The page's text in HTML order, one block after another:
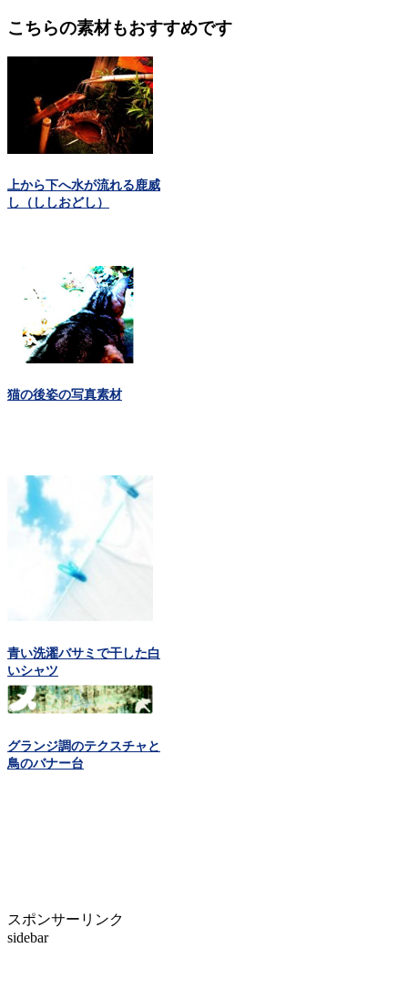
こちらの素材もおすすめです
上から下へ水が流れる鹿威
し（ししおどし）
猫の後姿の写真素材
青い洗濯バサミで干した白
いシャツ
グランジ調のテクスチャと
鳥のバナー台
スポンサーリンク
sidebar